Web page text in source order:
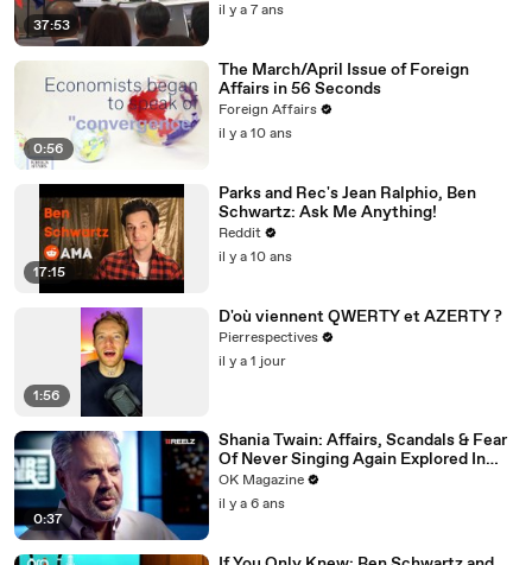
37:53
il y a 7 ans
0:56
The March/April Issue of Foreign
Affairs in 56 Seconds
Foreign Affairs
il y a 10 ans
17:15
Parks and Rec's Jean Ralphio, Ben
Schwartz: Ask Me Anything!
Reddit
il y a 10 ans
1:56
D'où viennent QWERTY et AZERTY ?
Pierrespectives
il y a 1 jour
0:37
Shania Twain: Affairs, Scandals & Fear
Of Never Singing Again Explored In
REELZ Doc: Watch
OK Magazine
il y a 6 ans